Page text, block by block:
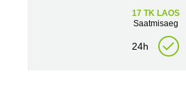
17 TK LAOS
Saatmisaeg
24h